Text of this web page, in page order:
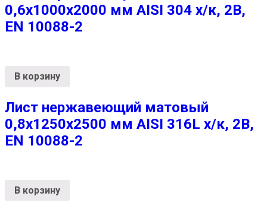
0,6х1000х2000 мм AISI 304 х/к, 2B,
EN 10088-2
В корзину
Лист нержавеющий матовый
0,8х1250х2500 мм AISI 316L х/к, 2B,
EN 10088-2
В корзину